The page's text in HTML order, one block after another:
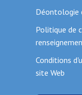
Déontologie
Politique de
Conditions
site Web